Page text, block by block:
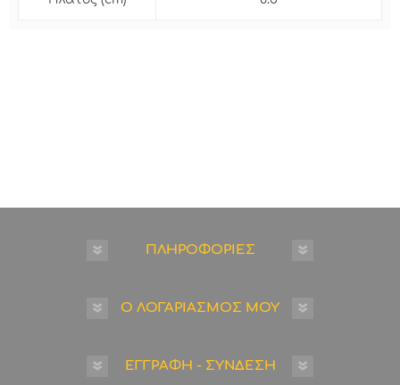
ΠΛΗΡΟΦΟΡΙΕΣ
Ο ΛΟΓΑΡΙΑΣΜΟΣ ΜΟΥ
ΕΓΓΡΑΦΗ - ΣΥΝΔΕΣΗ